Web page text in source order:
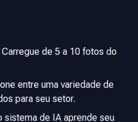
Carregue de 5 a 10 fotos do
entre uma variedade de
para seu setor.
sistema de IA aprende seu